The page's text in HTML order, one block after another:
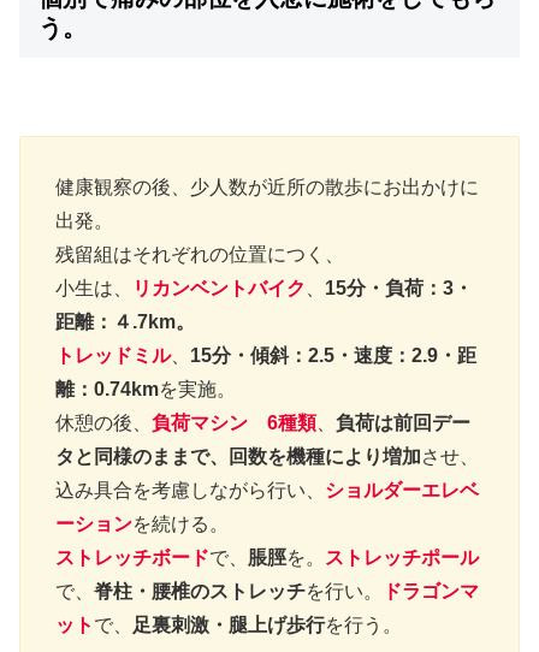
う。
健康観察の後、少人数が近所の散歩にお出かけに
出発。
残留組はそれぞれの位置につく、
小生は、
リカンベントバイク
15分・負荷：3・
距離：４.7km。
トレッドミル、 15分・傾斜：2.5・速度：2.9・距
離：0.74kmを実施。
休憩の後、 負荷マシン 6種類、 負荷は前回デー
タと同様のままで、回数を機種により増加させ、
込み具合を考慮しながら行い、 ショルダーエレベ
ーションを続ける。
ストレッチボードで、 脹脛を。
ストレッチポール
で、脊柱・腰椎のストレッチを行い。
ドラゴンマ
ット で、 足裏刺激・腿上げ歩行を行う。